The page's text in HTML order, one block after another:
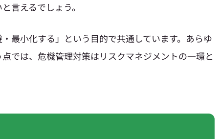
言えるでしょう。
最小化する」という目的で共通しています。あらゆ
では、危機管理対策はリスクマネジメントの一環と